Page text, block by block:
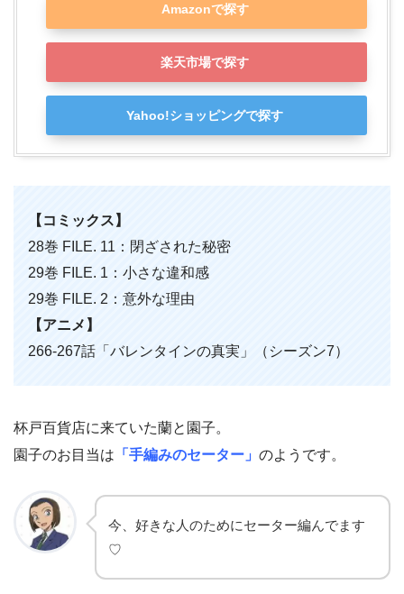
Amazonで探す
楽天市場で探す
Yahoo!ショッピングで探す
【コミックス】
28巻 FILE. 11：閉ざされた秘密
29巻 FILE. 1：小さな違和感
29巻 FILE. 2：意外な理由
【アニメ】
266-267話「バレンタインの真実」（シーズン7）
杯戸百貨店に来ていた蘭と園子。
園子のお目当は 「手編みのセーター」 のようです。
今、好きな人のためにセーター編んでます
♡